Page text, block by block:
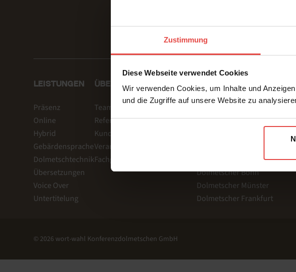
Zustimmung
Diese Webseite verwendet Cookies
Wir verwenden Cookies, um Inhalte und
und die Zugriffe auf unsere Website zu
LEISTUNGEN
Präsenz
Online
Hybrid
Gebärdensprache
Dolmetschtechnik
Übersetzungen
Voice Over
Untertitelung
ÜBER UNS & REFERENZEN
Team
Referenzen
Kundenstimmen
Veranstaltungsbeispiele
Fachgebiete
WEITERE SEITEN
KI Dolmetscher
Dolmetscher Bonn
Dolmetscher Münster
Dolmetscher Frankfurt
© 2026 wort-wahl Konferenzdolmetschen GmbH